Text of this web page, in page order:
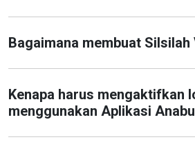
Bagaimana membuat Silsilah
Kenapa harus mengaktifkan
menggunakan Aplikasi